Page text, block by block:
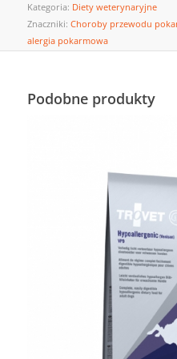
Kategoria: Diety weterynaryjne
Znaczniki: Choroby przewodu
alergia pokarmowa
Podobne produkty